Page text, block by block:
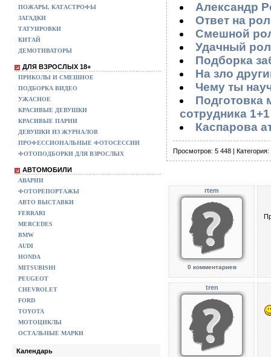
ПОЖАРЫ, КАТАСТРОФЫ
ЗАГАДКИ
ТАТУИРОВКИ
КИТАЙ
ДЕМОТИВАТОРЫ
ДЛЯ ВЗРОСЛЫХ 18+
ПРИКОЛЫ И СМЕШНОЕ
ПОДБОРКА ВИДЕО
УЖАСНОЕ
КРАСИВЫЕ ДЕВУШКИ
КРАСИВЫЕ ПАРНИ
ДЕВУШКИ ИЗ ЖУРНАЛОВ
ПРОФЕССИОНАЛЬНЫЕ ФОТОСЕССИИ
ФОТОПОДБОРКИ ДЛЯ ВЗРОСЛЫХ
АВТОМОБИЛИ
АВАРИИ
ФОТОРЕПОРТАЖЫ
АВТО ВЫСТАВКИ
FERRARI
MERCEDES
BMW
AUDI
HONDA
MITSUBISHI
PEUGEOT
CHEVROLET
FORD
TOYOTA
МОТОЦИКЛЫ
ОСТАЛЬНЫЕ МАРКИ
Календарь
Александр
Ответ на
Смешной
Удачный
Подборка
На зло
Чему ты
Подготовка
сотрудника
Каспарова
Просмотров: 5 448 | Категория:
rtem
0 комментариев
tren